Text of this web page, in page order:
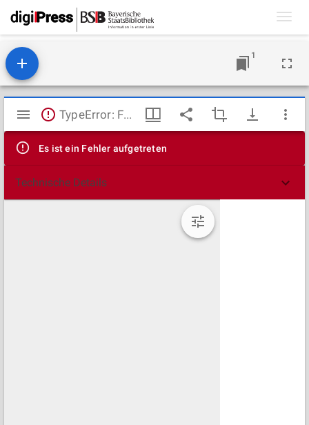
1
Mirador
Viewer
TypeError: Failed to fetch
Es ist ein Fehler aufgetreten
Technische Details